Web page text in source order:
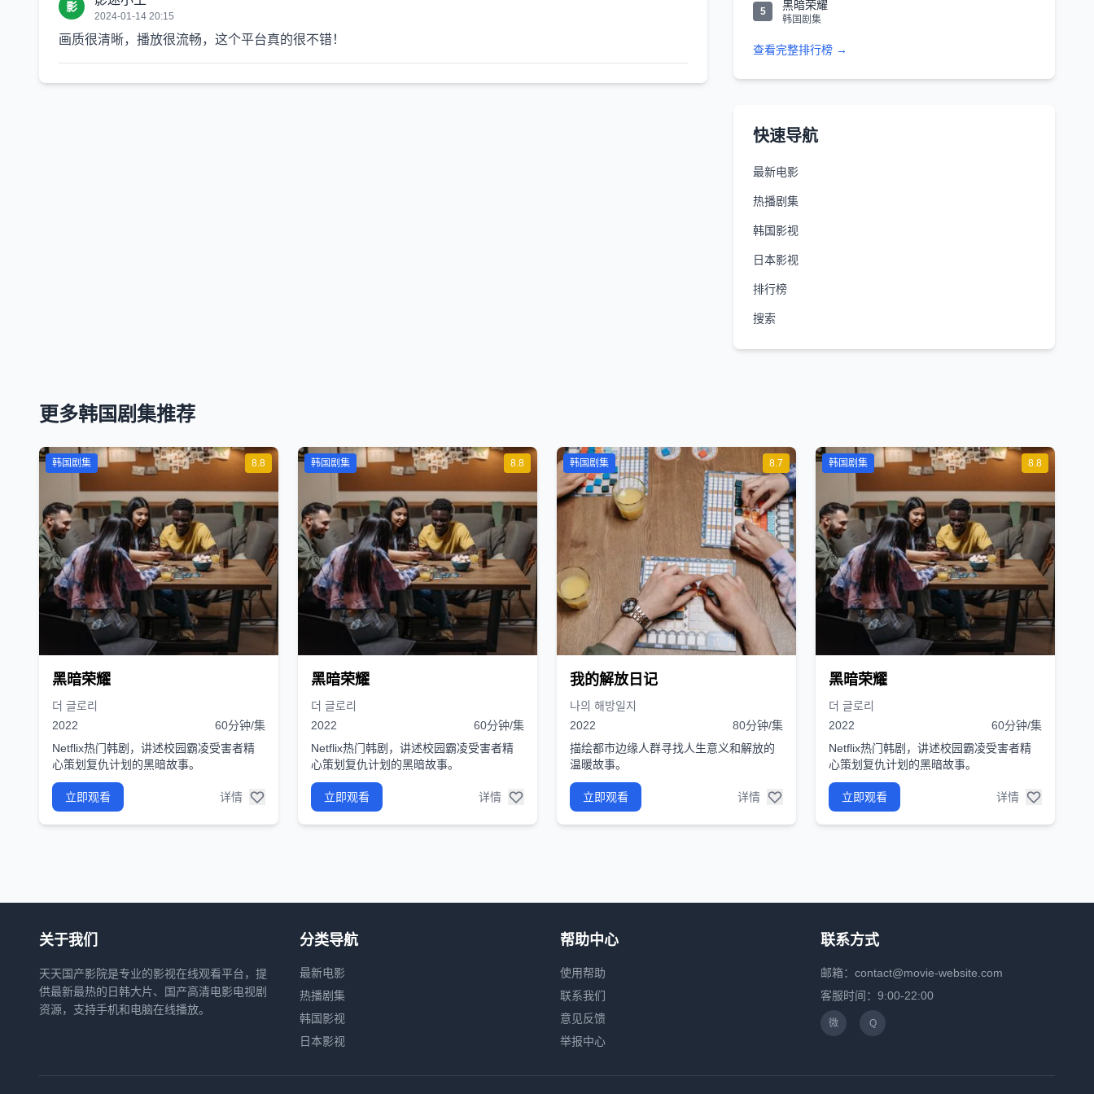
影
2024-01-14 20:15
画质很清晰，播放很流畅，这个平台真的很不错！
5 黑暗荣耀
韩国剧集
查看完整排行榜 →
快速导航
最新电影
热播剧集
韩国影视
日本影视
排行榜
搜索
更多韩国剧集推荐
8.8
韩国剧集
黑暗荣耀
더 글로리
2022
60分钟/集
Netflix热门韩剧，讲述校园霸凌受害者精
心策划复仇计划的黑暗故事。
立即观看 详情
8.8
韩国剧集
黑暗荣耀
더 글로리
2022
60分钟/集
Netflix热门韩剧，讲述校园霸凌受害者精
心策划复仇计划的黑暗故事。
立即观看 详情
8.7
韩国剧集
我的解放日记
나의 해방일지
2022
80分钟/集
描绘都市边缘人群寻找人生意义和解放的
温暖故事。
立即观看 详情
8.8
韩国剧集
黑暗荣耀
더 글로리
2022
60分钟/集
Netflix热门韩剧，讲述校园霸凌受害者精
心策划复仇计划的黑暗故事。
立即观看 详情
关于我们
天天国产影院是专业的影视在线观看平台，提
供最新最热的日韩大片、国产高清电影电视剧
资源，支持手机和电脑在线播放。
分类导航
最新电影
热播剧集
韩国影视
日本影视
帮助中心
使用帮助
联系我们
意见反馈
举报中心
联系方式
邮箱：contact@movie-website.com
客服时间：9:00-22:00
微 Q